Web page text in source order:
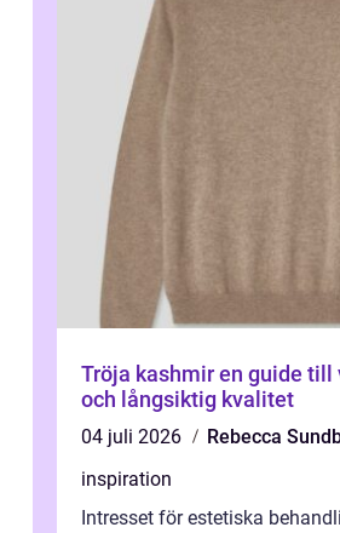
Tröja kashmir en guide till vardagslyx
och långsiktig kvalitet
04 juli 2026
Rebecca
inspiration
Intresset för estetiska